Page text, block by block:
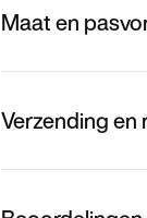
Maat en
Verzending en